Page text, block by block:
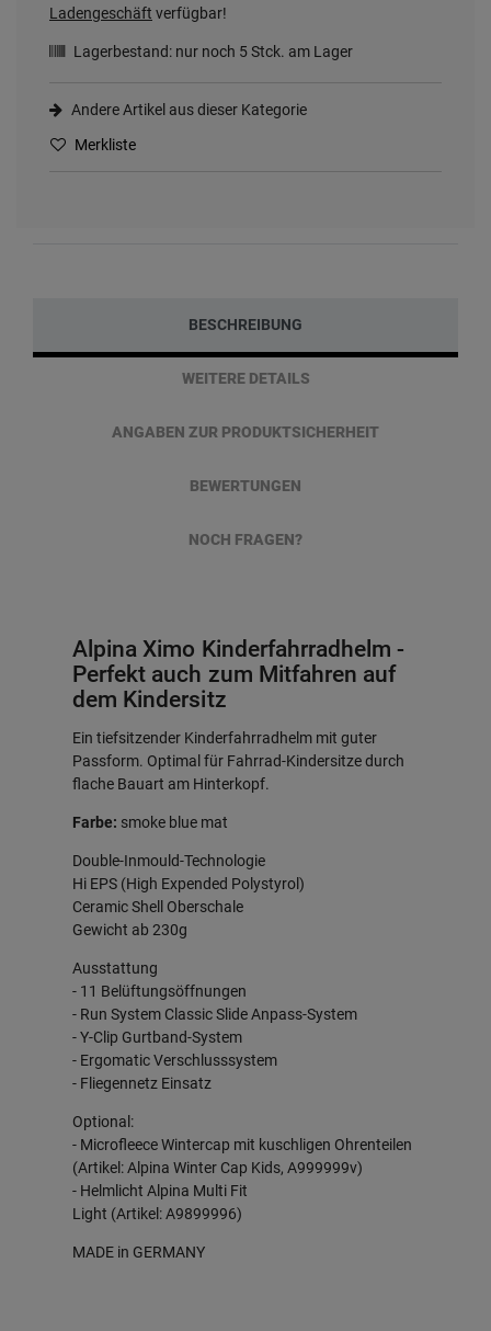
Ladengeschäft verfügbar!
Lagerbestand: nur noch 5Stck. am Lager
Andere Artikel aus dieser Kategorie
Merkliste
BESCHREIBUNG
WEITERE DETAILS
ANGABEN ZUR PRODUKTSICHERHEIT
BEWERTUNGEN
NOCH FRAGEN?
Alpina Ximo Kinderfahrradhelm -
Perfekt auch zum Mitfahren auf
dem Kindersitz
Ein tiefsitzender Kinderfahrradhelm mit guter
Passform. Optimal für Fahrrad-Kindersitze durch
flache Bauart am Hinterkopf.
Farbe: smoke blue mat
Double-Inmould-Technologie
Hi EPS (High Expended Polystyrol)
Ceramic Shell Oberschale
Gewicht ab 230g
Ausstattung
- 11 Belüftungsöffnungen
- Run System Classic Slide Anpass-System
- Y-Clip Gurtband-System
- Ergomatic Verschlusssystem
- Fliegennetz Einsatz
Optional:
- Microfleece Wintercap mit kuschligen Ohrenteilen
(Artikel: Alpina Winter Cap Kids, A999999v)
- Helmlicht Alpina Multi Fit
Light (Artikel: A9899996)
MADE in GERMANY